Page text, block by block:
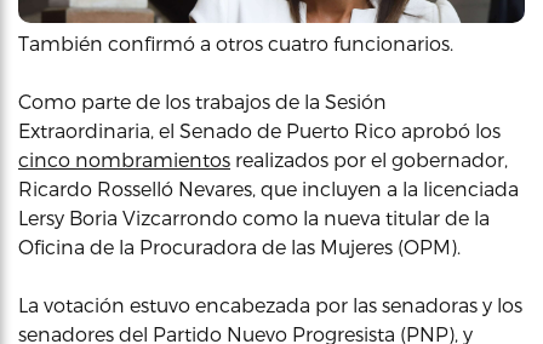
También confirmó a otros cuatro funcionarios.
Como parte de los trabajos de la Sesión
Extraordinaria, el Senado de Puerto Rico aprobó los
cinco nombramientos realizados por el gobernador,
Ricardo Rosselló Nevares, que incluyen a la licenciada
Lersy Boria Vizcarrondo como la nueva titular de la
Oficina de la Procuradora de las Mujeres (OPM).
La votación estuvo encabezada por las senadoras y los
senadores del Partido Nuevo Progresista (PNP), y